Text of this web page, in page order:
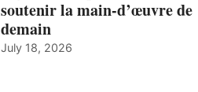
soutenir la main-d’œuvre de
demain
July 18, 2026